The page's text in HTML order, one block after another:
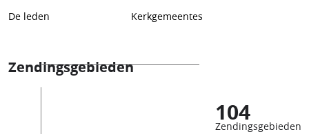
De leden Kerkgemeentes
Zendingsgebieden
104
Zendingsgebieden